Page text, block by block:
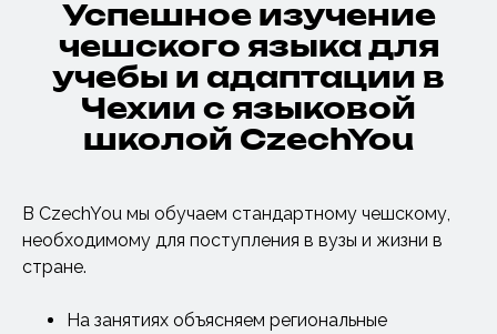
Успешное изучение
чешского языка для
учебы и адаптации в
Чехии с языковой
школой CzechYou
В CzechYou мы обучаем стандартному чешскому,
необходимому для поступления в вузы и жизни в
стране.
На занятиях объясняем региональные